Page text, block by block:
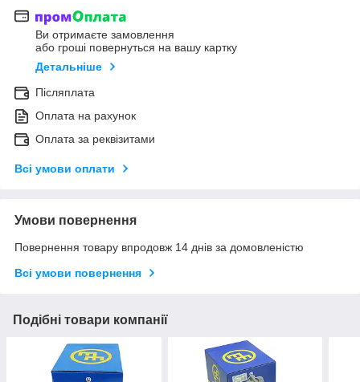
Ви отримаєте замовлення
або гроші повернуться на вашу картку
Детальніше
Післяплата
Оплата на рахунок
Оплата за реквізитами
Всі умови оплати
Умови повернення
Повернення товару впродовж 14 днів за домовленістю
Всі умови повернення
Подібні товари компанії